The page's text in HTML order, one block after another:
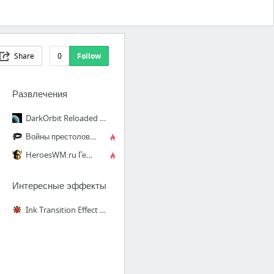
Share 0 Follow
Развлечения
DarkOrbit Reloaded | MMO-игра и космический шутер
Войны престолов - официальная страница | Plarium.com
HeroesWM.ru Герои войны и денег. Онлайн игра.
Интересные эффекты
Ink Transition Effect | CodyHouse